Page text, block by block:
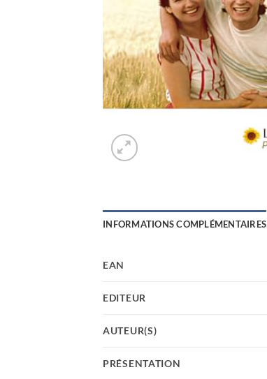
INFORMATIONS COMPLÉMENTAIRES
EAN
EDITEUR
AUTEUR(S)
PRÉSENTATION